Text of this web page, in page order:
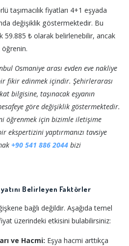
taşımacılık fiyatları 4+1 eşyada
değişiklik göstermektedir. Bu
₺ olarak belirlenebilir, ancak
Osmaniye arası evden eve nakliye
fikir edinmek içindir. Şehirlerarası
bilgisine, taşınacak eşyanın
göre değişiklik göstermektedir.
öğrenmek için bizimle iletişime
ekspertizini yaptırmanızı tavsiye
+90 541 886 2044 bizi
Belirleyen Faktörler
bağlı değildir. Aşağıda temel
üzerindeki etkisini bulabilirsiniz:
ve Hacmi: Eşya hacmi arttıkça